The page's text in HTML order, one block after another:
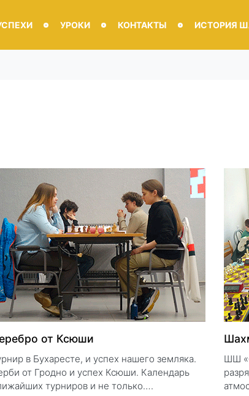
УРОКИ КОНТАКТЫ ИСТОРИЯ
от Ксюши
в Бухаресте, и успех нашего земляка.
от Гродно и успех Ксюши. Календарь
турниров и не только….
ШШ